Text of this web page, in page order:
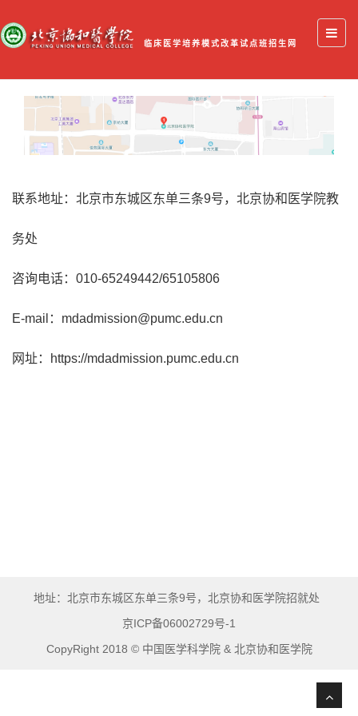
临床医学培养模式改革试点班招生网
联系地址：北京市东城区东单三条9号，北京协和医学院教
务处
咨询电话：010-65249442/65105806
E-mail：mdadmission@pumc.edu.cn
网址：https://mdadmission.pumc.edu.cn
地址：北京市东城区东单三条9号，北京协和医学院招就处
京ICP备06002729号-1
CopyRight 2018 © 中国医学科学院 & 北京协和医学院